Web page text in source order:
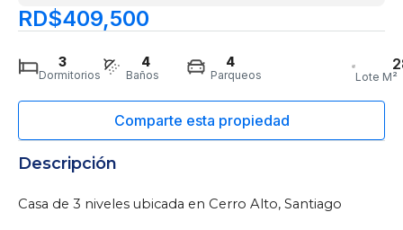
RD$409,500
3
Dormitorios
4
Baños
4
Parqueos Lote M²
Descripción
Casa de 3 niveles ubicada en Cerro Alto, Santiago